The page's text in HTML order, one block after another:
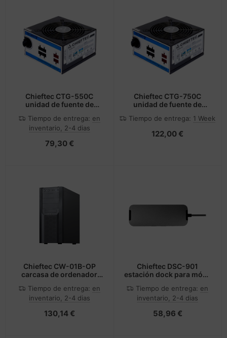
Chieftec CTG-550C
unidad de fuente de
20+4 pin ATX ATX Negro
Tiempo de entrega: en
inventario, 2-4 dias
79,30 €
Chieftec CTG-750C
unidad de fuente de
pin ATX ATX Negro
Tiempo de entrega: 1 Week
122,00 €
Chieftec CW-01B-OP
carcasa de ordenador
Tiempo de entrega: en
inventario, 2-4 dias
130,14 €
Chieftec DSC-901
estación dock para móvil
Tiempo de entrega: en
inventario, 2-4 dias
58,96 €